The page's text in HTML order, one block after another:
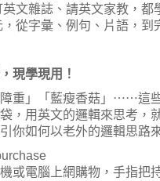
文雜誌、請英文家教，都
從字彙、例句、片語，到
現學現用！
障重」「藍瘦香菇」⋯⋯這
，用英文的邏輯來思考，
你如何以老外的邏輯思路
機或電腦上網購物，手指